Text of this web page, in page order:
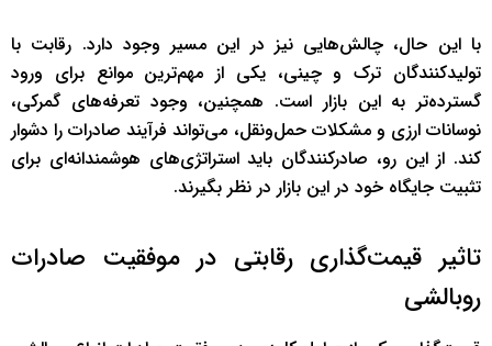
با این حال، چالش‌هایی نیز در این مسیر وجود دارد. رقابت با
تولیدکنندگان ترک و چینی، یکی از مهم‌ترین موانع برای ورود
گسترده‌تر به این بازار است. همچنین، وجود تعرفه‌های گمرکی،
نوسانات ارزی و مشکلات حمل‌ونقل، می‌تواند فرآیند صادرات را دشوار
کند. از این رو، صادرکنندگان باید استراتژی‌های هوشمندانه‌ای برای
تثبیت جایگاه خود در این بازار در نظر بگیرند.
تاثیر قیمت‌گذاری رقابتی در موفقیت صادرات
روبالشی